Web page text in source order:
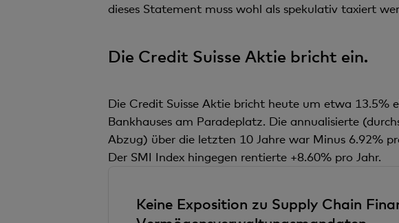
dieses Statement muss wohl als spekulativ taxiert
Die Credit Suisse Aktie bricht ein.
Die Credit Suisse Aktie bricht heute um etwa 13.5%
Bankhauses am Paradeplatz. Die annualisierte
Abzug) über die letzten 10 Jahre war Minus 6.92%
Der SMI Index hingegen rentierte +8.60% pro Jahr.
Keine Exposition zu Supply Chain